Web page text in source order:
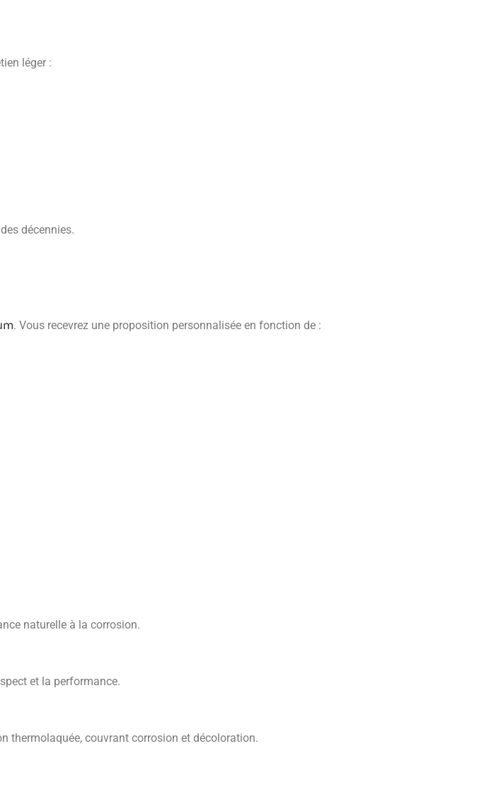
léger :
décennies.
. Vous recevrez une proposition personnalisée en fonction de :
naturelle à la corrosion.
et la performance.
thermolaquée, couvrant corrosion et décoloration.